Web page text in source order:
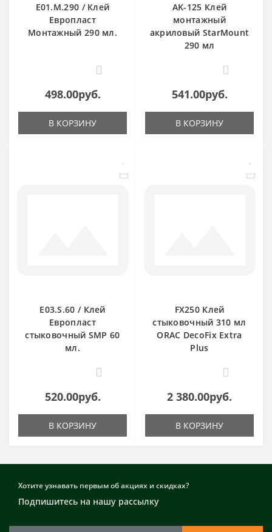
E01.M.290 / Клей
Европласт
Монтажный 290 мл.
0
498.00руб.
В КОРЗИНУ
AK-125 Клей
монтажный
акриловый StarMount
290 мл
0
541.00руб.
В КОРЗИНУ
E03.S.60 / Клей
Европласт
стыковочный SMP 60
мл.
0
520.00руб.
В КОРЗИНУ
FX250 Клей
стыковочный 310 мл
ORAC DecoFix Extra
Plus
0
2 380.00руб.
В КОРЗИНУ
Хотите узнавать первым об акциях и скидках?
Подпишитесь на нашу рассылку